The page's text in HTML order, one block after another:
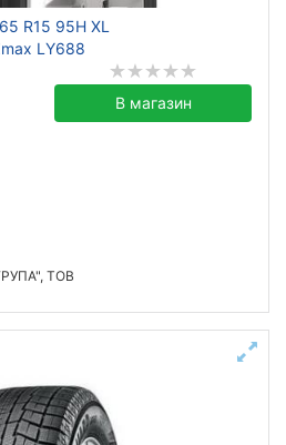
R15 95H XL
LY688
В магазин
ТОВ